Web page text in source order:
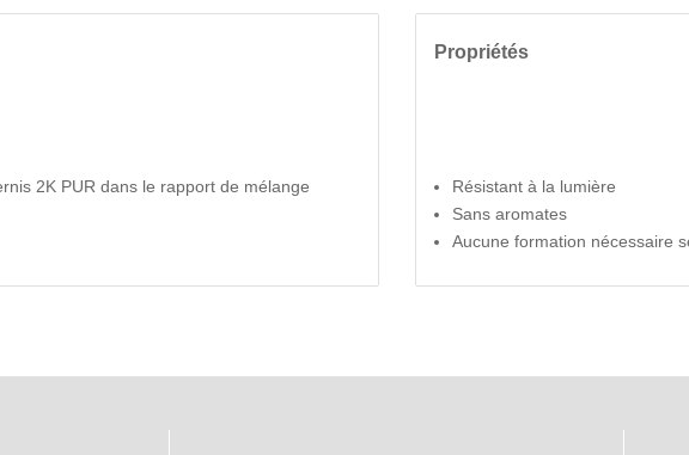
2K PUR dans le rapport de mélange
Propriétés
Résistant à la lumière
Sans aromates
Aucune formation nécessaire